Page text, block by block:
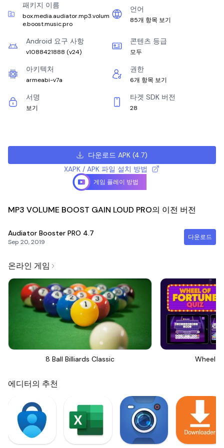
패키지 이름
box.media.audiator.mp3.volum
e.boost.music.pro
언어
85개 항목 보기
Android 요구 사항
v1088421888 (v24)
콘텐츠 등급
모두
아키텍처
armeabi-v7a
권한
6개 항목 보기
서명
보기
타겟 SDK 버전
28
다운로드 APK (4.7)
XAPK / APK 파일 설치 방법
게임 플레이 방법
MP3 VOLUME BOOST GAIN LOUD PRO의 이전 버전
Audiator Booster PRO 4.7
Sep 20, 2019
다운로드
온라인 게임
8 Ball Billiards Classic Wheel
에디터의 추천